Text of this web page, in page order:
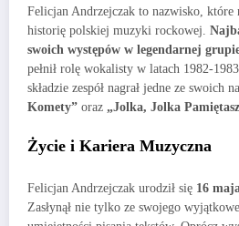
Felicjan Andrzejczak to nazwisko, które
historię polskiej muzyki rockowej.
swoich występów w legendarnej
pełnił rolę wokalisty w latach 1982-
składzie zespół nagrał jedne ze swoich
Komety” oraz „Jolka, Jolka
Życie i Kariera Muzyczna
Felicjan Andrzejczak urodził się 16
Zasłynął nie tylko ze swojego